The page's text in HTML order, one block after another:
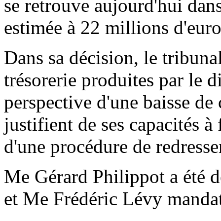
se retrouve aujourd'hui
estimée à 22 millions
Dans sa décision, le
trésorerie produites par le
perspective d'une baisse
justifient de ses capacités
d'une procédure de
Me Gérard Philippot a été
et Me Frédéric Lévy